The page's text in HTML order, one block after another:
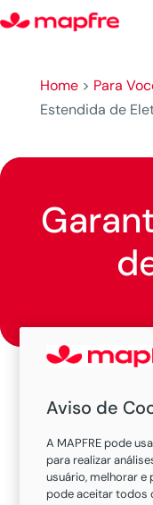
Home> Para
Estendida de
seguro MAPFRE
que oferece o
peças) e/ou
Aviso de
A MAPFRE pode
para realizar
usuário, melhorar e
pode aceitar todos